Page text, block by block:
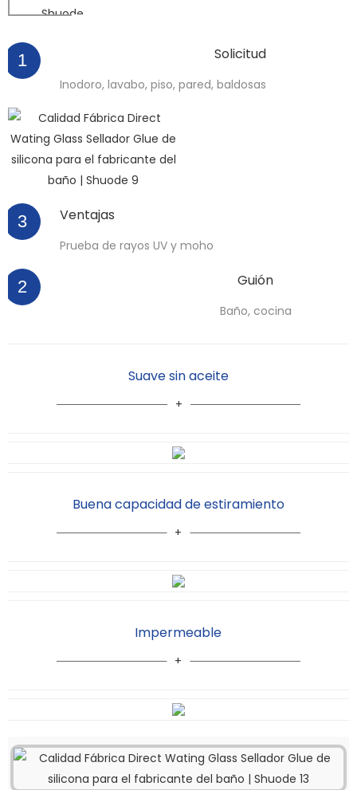
Shuode
1 Solicitud
Inodoro, lavabo, piso, pared, baldosas
3 Ventajas
Prueba de rayos UV y moho
2 Guión
Baño, cocina
Suave sin aceite
Impermeable
Buena capacidad de estiramiento